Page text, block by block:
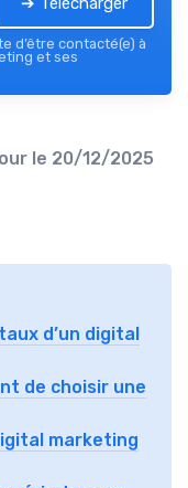
d’être contacté(e) à
et ses
le 20/12/2025
d’un digital
de choisir une
marketing